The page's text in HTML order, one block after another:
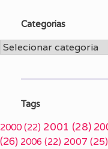
Categorias
Categorias
Tags
2000 (22) 2001 (28)
(26) 2006 (22) 2007 (25)